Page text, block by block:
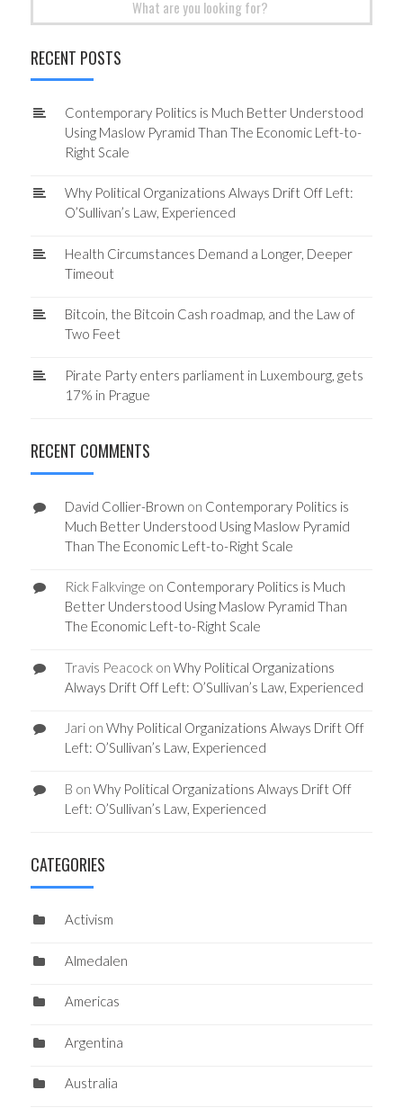
RECENT POSTS
Contemporary Politics is Much Better Understood
Using Maslow Pyramid Than The Economic Left-to-
Right Scale
Why Political Organizations Always Drift Off Left:
O’Sullivan’s Law, Experienced
Health Circumstances Demand a Longer, Deeper
Timeout
Bitcoin, the Bitcoin Cash roadmap, and the Law of
Two Feet
Pirate Party enters parliament in Luxembourg, gets
17% in Prague
RECENT COMMENTS
David Collier-Brown on Contemporary Politics is
Much Better Understood Using Maslow Pyramid
Than The Economic Left-to-Right Scale
Rick Falkvinge on Contemporary Politics is Much
Better Understood Using Maslow Pyramid Than
The Economic Left-to-Right Scale
Travis Peacockon Why Political Organizations
Always Drift Off Left: O’Sullivan’s Law, Experienced
Jarion Why Political Organizations Always Drift Off
Left: O’Sullivan’s Law, Experienced
B on Why Political Organizations Always Drift Off
Left: O’Sullivan’s Law, Experienced
CATEGORIES
Activism
Almedalen
Americas
Argentina
Australia